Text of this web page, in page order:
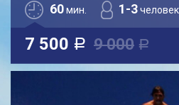
60мин. 1-3
7 500 a 9 000 a